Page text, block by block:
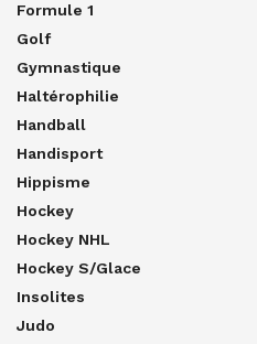
Formule 1
Golf
Gymnastique
Haltérophilie
Handball
Handisport
Hippisme
Hockey
Hockey NHL
Hockey S/glace
Insolites
Judo